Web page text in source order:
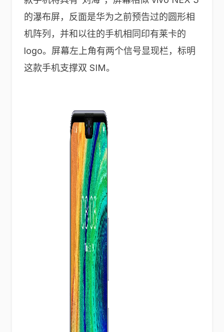
的瀑布屏，反面是华为之前预告过的圆形相
机阵列，并和以往的手机相同印有莱卡的
logo。屏幕左上角有两个信号显现栏，标明
这款手机支撑双 SIM。